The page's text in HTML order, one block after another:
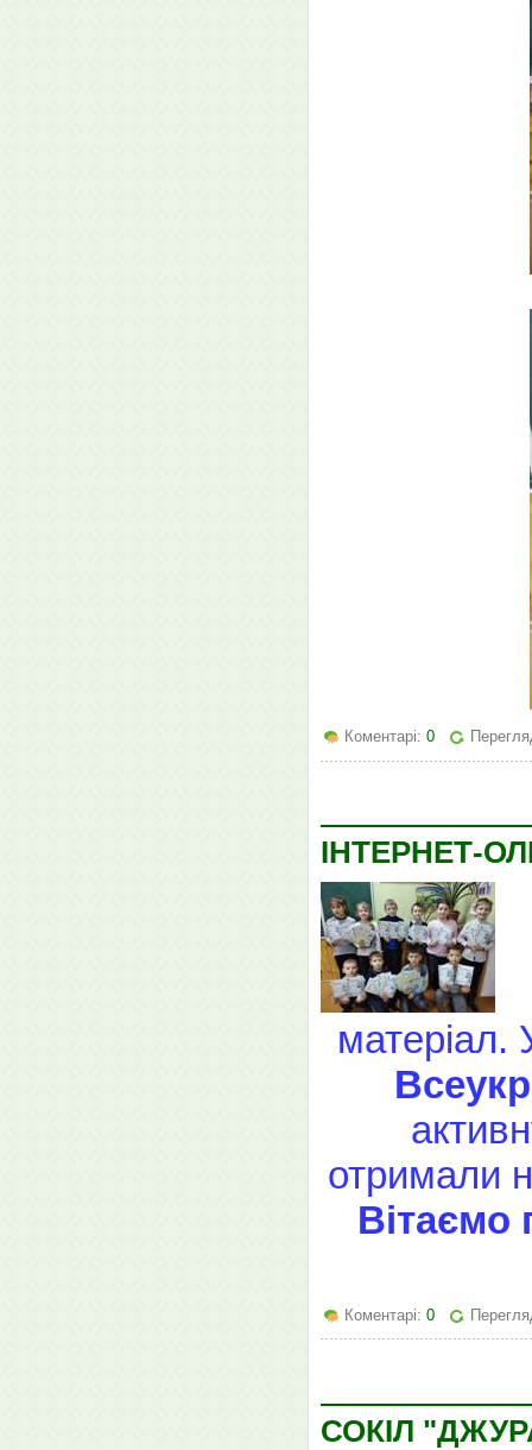
Коментарі: 0
ІНТЕРНЕТ-
матеріал.
отримали
Вітаємо
Коментарі: 0
СОКІЛ